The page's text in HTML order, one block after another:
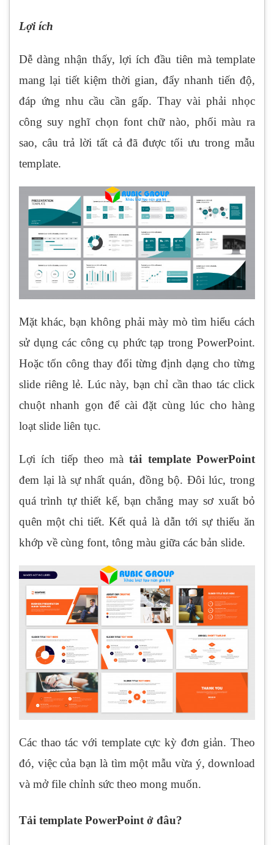
Lợi ích
Dễ dàng nhận thấy, lợi ích đầu tiên mà template
mang lại tiết kiệm thời gian, đẩy nhanh tiến độ,
đáp ứng nhu cầu cần gấp. Thay vài phải nhọc
công suy nghĩ chọn font chữ nào, phối màu ra
sao, câu trả lời tất cả đã được tối ưu trong mẫu
template.
Mặt khác, bạn không phải mày mò tìm hiểu cách
sử dụng các công cụ phức tạp trong PowerPoint.
Hoặc tốn công thay đổi từng định dạng cho từng
slide riêng lẻ. Lúc này, bạn chỉ cần thao tác click
chuột nhanh gọn để cài đặt cùng lúc cho hàng
loạt slide liên tục.
Lợi ích tiếp theo màtải template PowerPoint
đem lại là sự nhất quán, đồng bộ. Đôi lúc, trong
quá trình tự thiết kế, bạn chẳng may sơ xuất bỏ
quên một chi tiết. Kết quả là dẫn tới sự thiếu ăn
khớp về cùng font, tông màu giữa các bản slide.
Các thao tác với template cực kỳ đơn giản. Theo
đó, việc của bạn là tìm một mẫu vừa ý, download
và mở file chỉnh sức theo mong muốn.
Tải template PowerPoint ở đâu?